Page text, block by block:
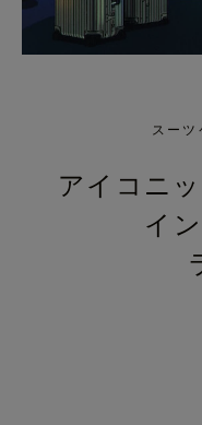
スーツ
アイコニ
イ